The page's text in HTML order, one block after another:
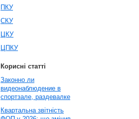
ПКУ
СКУ
ЦКУ
ЦПКУ
Корисні статті
Законно ли
видеонаблюдение в
спортзале, раздевалке
Квартальна звітність